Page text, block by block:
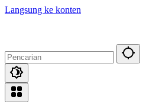
Langsung ke konten